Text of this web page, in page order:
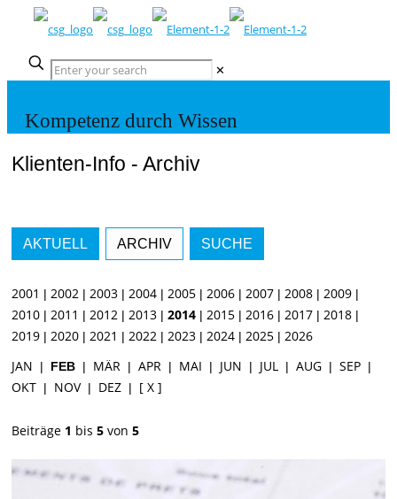
✕
Kompetenz durch Wissen
Klienten-Info - Archiv
AKTUELL ARCHIV SUCHE
2001 | 2002 | 2003 | 2004 | 2005 | 2006 | 2007 | 2008 | 2009 |
2010 | 2011 | 2012 | 2013 | 2014 | 2015 | 2016 | 2017 | 2018 |
2019 | 2020 | 2021 | 2022 | 2023 | 2024 | 2025 | 2026
JAN | FEB | MÄR | APR | MAI | JUN | JUL | AUG | SEP |
OKT | NOV| DEZ | [ X ]
Beiträge 1 bis 5 von 5